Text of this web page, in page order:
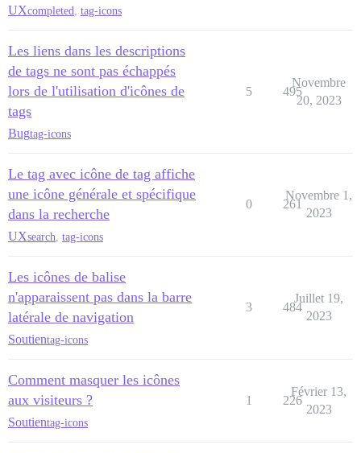
UXcompleted tag-icons
Les liens dans les descriptions
de tags ne sont pas échappés
lors de l'utilisation d'icônes de
tags
Bugtag-icons
5 495
Novembre
20, 2023
Le tag avec icône de tag affiche
une icône générale et spécifique
dans la recherche
UXsearch tag-icons
0 261
Novembre 1,
2023
Les icônes de balise
n'apparaissent pas dans la barre
latérale de navigation
Soutientag-icons
3 484
Juillet 19,
2023
Comment masquer les icônes
aux visiteurs ?
Soutientag-icons
1 226
Février 13,
2023